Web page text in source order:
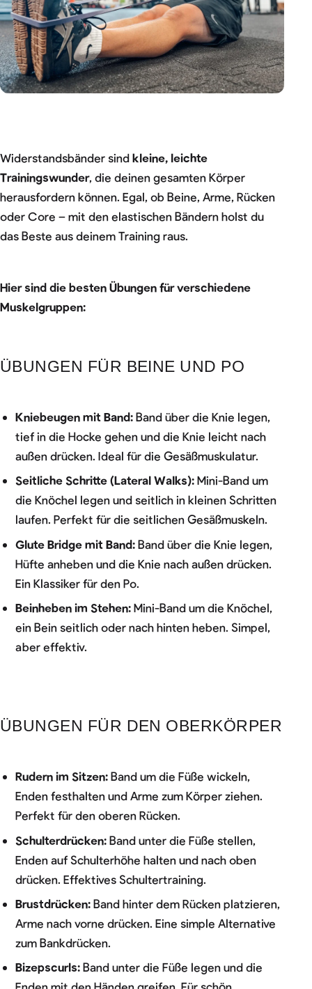
Widerstandsbänder sind kleine, leichte
Trainingswunder, die deinen gesamten Körper
herausfordern können. Egal, ob Beine, Arme, Rücken
oder Core – mit den elastischen Bändern holst du
das Beste aus deinem Training raus.
Hier sind die besten Übungen für verschiedene
Muskelgruppen:
ÜBUNGEN FÜR BEINE UND PO
Kniebeugen mit Band:Band über die Knie legen,
tief in die Hocke gehen und die Knie leicht nach
außen drücken. Ideal für die Gesäßmuskulatur.
Seitliche Schritte (Lateral Walks):Mini-Band um
die Knöchel legen und seitlich in kleinen Schritten
laufen. Perfekt für die seitlichen Gesäßmuskeln.
Glute Bridge mit Band:Band über die Knie legen,
Hüfte anheben und die Knie nach außen drücken.
Ein Klassiker für den Po.
Beinheben im Stehen:Mini-Band um die Knöchel,
ein Bein seitlich oder nach hinten heben. Simpel,
aber effektiv.
ÜBUNGEN FÜR DEN OBERKÖRPER
Rudern im Sitzen:Band um die Füße wickeln,
Enden festhalten und Arme zum Körper ziehen.
Perfekt für den oberen Rücken.
Schulterdrücken:Band unter die Füße stellen,
Enden auf Schulterhöhe halten und nach oben
drücken. Effektives Schultertraining.
Brustdrücken:Band hinter dem Rücken platzieren,
Arme nach vorne drücken. Eine simple Alternative
zum Bankdrücken.
Bizepscurls:Band unter die Füße legen und die
Enden mit den Händen greifen. Für schön